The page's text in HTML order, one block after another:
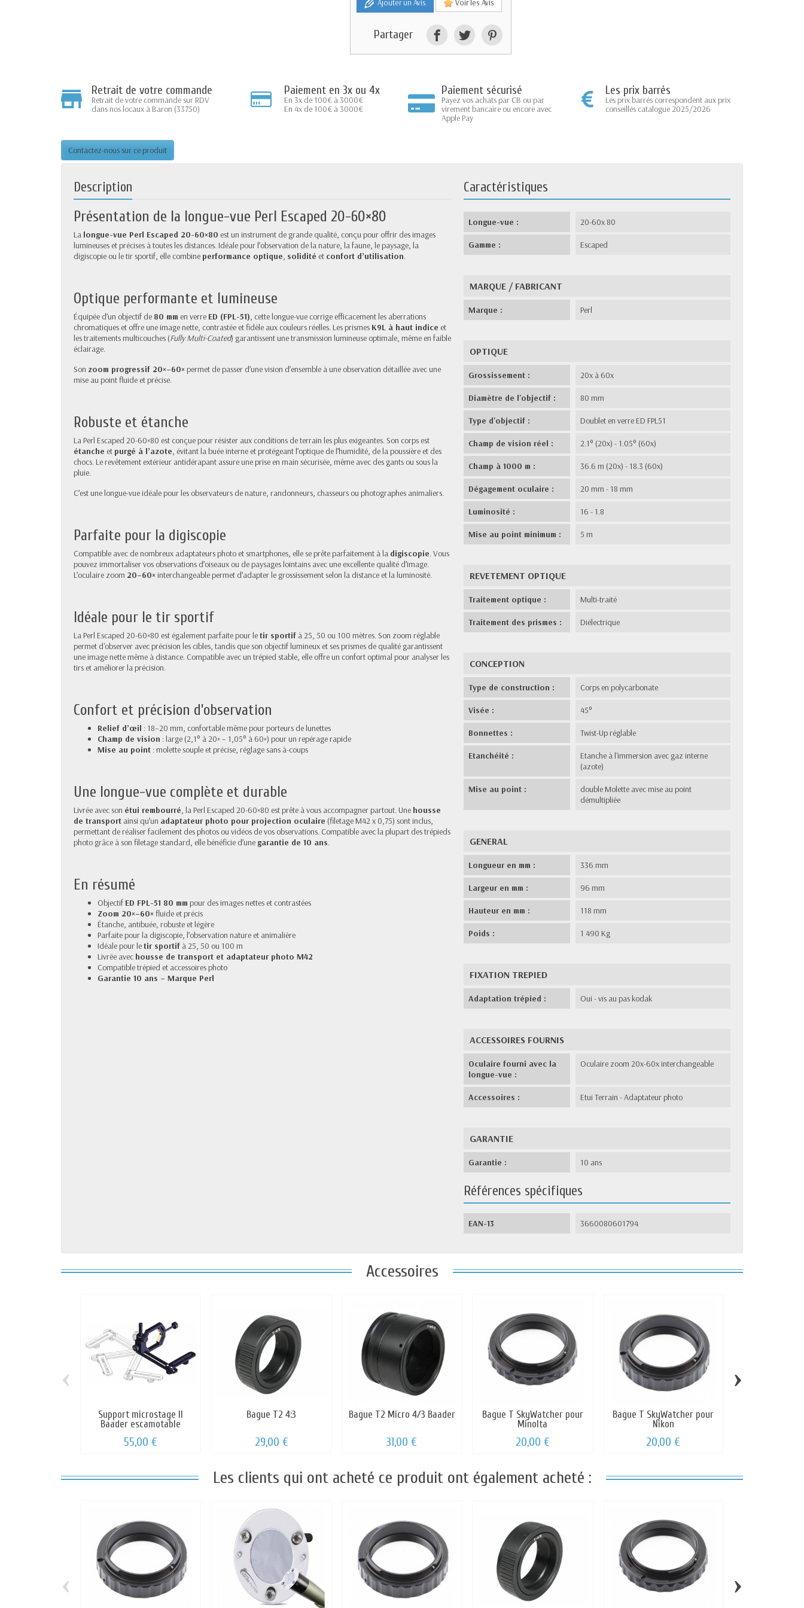
Ajouter un Avis Voir les Avis
Partager
Retrait de votre commande
Retrait de votre commande sur RDV
dans nos locaux à Baron (33750)
Paiement en 3x ou 4x
En 3x de 100€ à 3000€
En 4x de 100€ à 3000€
Paiement sécurisé
Payez vos achats par CB ou par
virement bancaire ou encore avec
Apple Pay
Les prix barrés
Les prix barrés correspondent aux prix
conseillés catalogue 2025/2026
Contactez-nous sur ce produit
Description
Présentation de la longue-vue Perl Escaped 20-60×80
La longue-vue Perl Escaped 20-60×80 est un instrument de grande qualité, conçu pour offrir des images
lumineuses et précises à toutes les distances. Idéale pour l’observation de la nature, la faune, le paysage, la
digiscopie ou le tir sportif, elle combine performance optique, solidité et confort d’utilisation.
Optique performante et lumineuse
Équipée d’un objectif de 80 mm en verre ED (FPL-51), cette longue-vue corrige efficacement les aberrations
chromatiques et offre une image nette, contrastée et fidèle aux couleurs réelles. Les prismes K9L à haut indice et
les traitements multicouches (Fully Multi-Coated) garantissent une transmission lumineuse optimale, même en faible
éclairage.
Son zoom progressif 20×–60× permet de passer d’une vision d’ensemble à une observation détaillée avec une
mise au point fluide et précise.
Robuste et étanche
La Perl Escaped 20-60×80 est conçue pour résister aux conditions de terrain les plus exigeantes. Son corps est
étanche et purgé à l’azote, évitant la buée interne et protégeant l’optique de l’humidité, de la poussière et des
chocs. Le revêtement extérieur antidérapant assure une prise en main sécurisée, même avec des gants ou sous la
pluie.
C’est une longue-vue idéale pour les observateurs de nature, randonneurs, chasseurs ou photographes animaliers.
Parfaite pour la digiscopie
Compatible avec de nombreux adaptateurs photo et smartphones, elle se prête parfaitement à la digiscopie. Vous
pouvez immortaliser vos observations d’oiseaux ou de paysages lointains avec une excellente qualité d’image.
L’oculaire zoom 20–60× interchangeable permet d’adapter le grossissement selon la distance et la luminosité.
Idéale pour le tir sportif
La Perl Escaped 20-60×80 est également parfaite pour letir sportif à 25, 50 ou 100 mètres. Son zoom réglable
permet d'observer avec précision les cibles, tandis que son objectif lumineux et ses prismes de qualité garantissent
une image nette même à distance. Compatible avec un trépied stable, elle offre un confort optimal pour analyser les
tirs et améliorer la précision.
Confort et précision d’observation
Relief d’œil : 18–20 mm, confortable même pour porteurs de lunettes
Champ de vision : large (2,1° à 20× – 1,05° à 60×) pour un repérage rapide
Mise au point : molette souple et précise, réglage sans à-coups
Une longue-vue complète et durable
Livrée avec son étui rembourré, la Perl Escaped 20-60×80 est prête à vous accompagner partout. Une housse
de transport ainsi qu’un adaptateur photo pour projection oculaire (filetage M42 x 0,75) sont inclus,
permettant de réaliser facilement des photos ou vidéos de vos observations. Compatible avec la plupart des trépieds
photo grâce à son filetage standard, elle bénéficie d’une garantie de 10 ans.
En résumé
Objectif ED FPL-51 80 mm pour des images nettes et contrastées
Zoom 20×–60× fluide et précis
Étanche, antibuée, robuste et légère
Parfaite pour la digiscopie, l’observation nature et animalière
Idéale pour letir sportif à 25, 50 ou 100 m
Livrée avec housse de transport et adaptateur photo M42
Compatible trépied et accessoires photo
Garantie 10 ans – Marque Perl
Caractéristiques
Longue-vue : 20-60x 80
Gamme : Escaped
MARQUE / FABRICANT
Marque : Perl
OPTIQUE
Grossissement : 20x à 60x
Diamètre de l'objectif : 80 mm
Type d'objectif : Doublet en verre ED FPL51
Champ de vision réel : 2.1° (20x) - 1.05° (60x)
Champ à 1000 m : 36.6 m (20x) - 18.3 (60x)
Dégagement oculaire : 20 mm - 18 mm
Luminosité : 16 - 1.8
Mise au point minimum : 5 m
REVETEMENT OPTIQUE
Traitement optique : Multi-traité
Traitement des prismes : Diélectrique
CONCEPTION
Type de construction : Corps en polycarbonate
Visée : 45°
Bonnettes : Twist-Up réglable
Etanchéité :
Etanche à l'immersion avec gaz interne
(azote)
Mise au point :
double Molette avec mise au point
démultipliée
GENERAL
Longueur en mm : 336 mm
Largeur en mm : 96 mm
Hauteur en mm : 118 mm
Poids : 1 490 Kg
FIXATION TREPIED
Adaptation trépied : Oui - vis au pas kodak
ACCESSOIRES FOURNIS
Oculaire fourni avec la
longue-vue :
Oculaire zoom 20x-60x interchangeable
Accessoires : Etui Terrain - Adaptateur photo
GARANTIE
Garantie : 10 ans
Références spécifiques
EAN-13 3660080601794
Accessoires
Support microstage II
Baader escamotable
55,00 €
Bague T2 4:3
29,00 €
Bague T2 Micro 4/3 Baader
31,00 €
Bague T SkyWatcher pour
Minolta
20,00 €
Bague T SkyWatcher pour
Nikon
20,00 €
‹ ›
Les clients qui ont acheté ce produit ont également acheté :
‹ ›